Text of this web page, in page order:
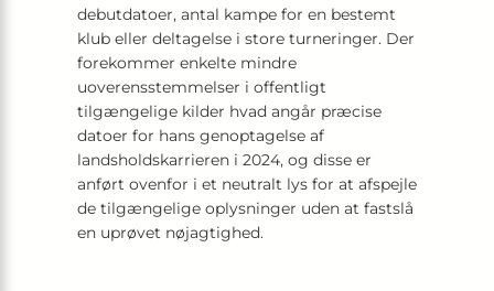
debutdatoer, antal kampe for en bestemt
klub eller deltagelse i store turneringer. Der
forekommer enkelte mindre
uoverensstemmelser i offentligt
tilgængelige kilder hvad angår præcise
datoer for hans genoptagelse af
landsholdskarrieren i 2024, og disse er
anført ovenfor i et neutralt lys for at afspejle
de tilgængelige oplysninger uden at fastslå
en uprøvet nøjagtighed.